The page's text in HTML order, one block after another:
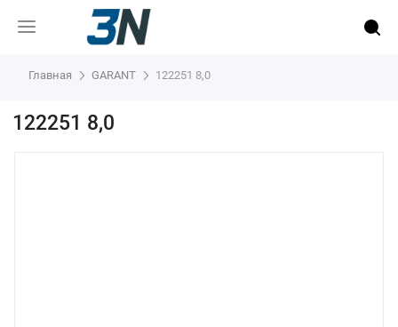
Главная GARANT 122251 8,0
122251 8,0